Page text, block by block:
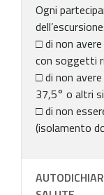
Ogni
dell’escursione:
□ di non
con soggetti
□ di non
37,5° o altri
□ di non
(isolamento